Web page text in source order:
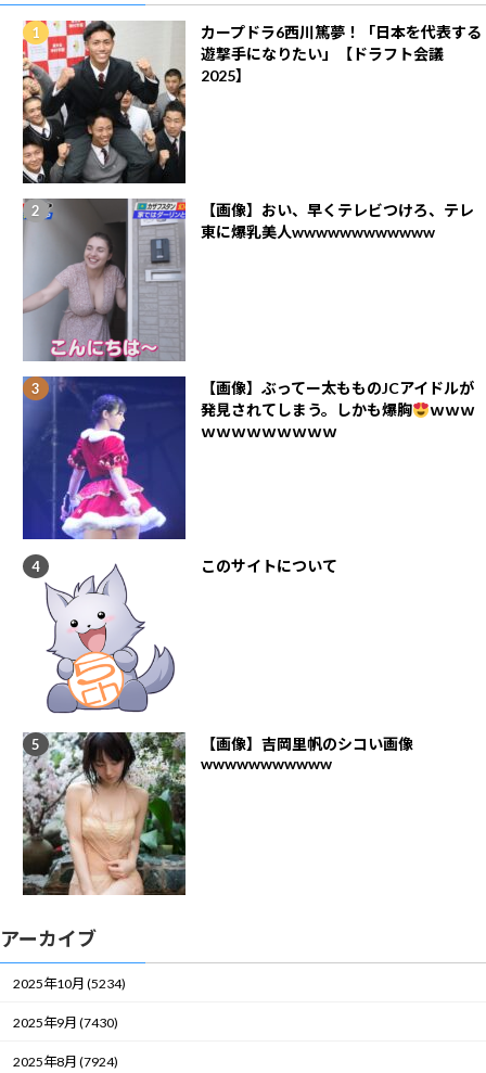
カープドラ6西川篤夢！「日本を代表する
遊撃手になりたい」【ドラフト会議
2025】
【画像】おい、早くテレビつけろ、テレ
東に爆乳美人wwwwwwwwwwww
【画像】ぶってー太もものJCアイドルが
発見されてしまう。しかも爆胸
ｗｗｗ
ｗｗｗｗｗｗｗｗｗ
このサイトについて
【画像】吉岡里帆のシコい画像
wwwwwwwwwww
アーカイブ
2025年10月 (5234)
2025年9月 (7430)
2025年8月 (7924)